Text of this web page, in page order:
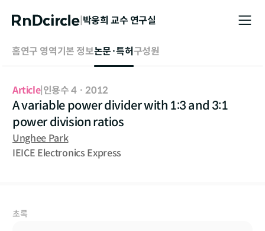
|박웅희 교수 연구실
홈연구 영역기본 정보논문·특허구성원
Article| 인용수 4 · 2012
A variable power divider with 1:3 and 3:1
power division ratios
Unghee Park
IEICE Electronics Express
초록